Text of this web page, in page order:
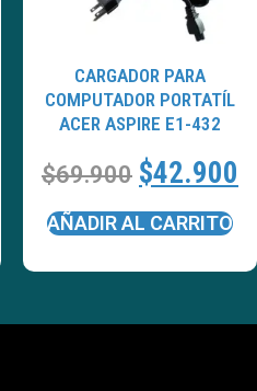
CARGADOR PARA
COMPUTADOR PORTATÍL
ACER ASPIRE E1-432
$69.900 $42.900
AÑADIR AL CARRITO